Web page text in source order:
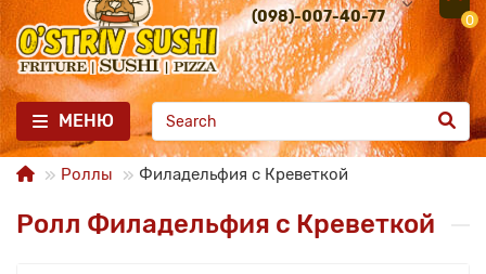
(098)-007-40-77
0
МЕНЮ
Роллы Филадельфия с Креветкой
Ролл Филадельфия с Креветкой